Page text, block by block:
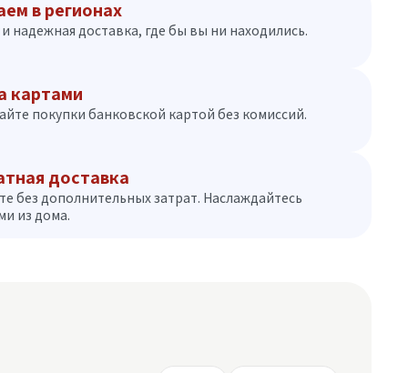
в регионах
надежная доставка, где бы вы ни находились.
картами
покупки банковской картой без комиссий.
доставка
без дополнительных затрат. Наслаждайтесь
из дома.